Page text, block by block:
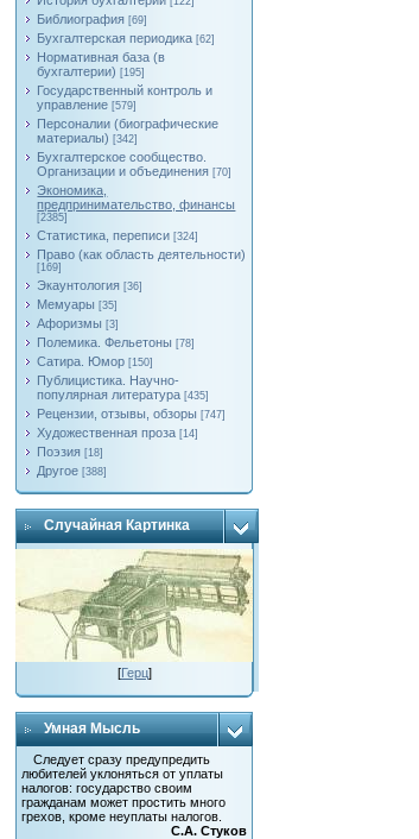
Библиография [69]
Бухгалтерская периодика [62]
Нормативная база (в
бухгалтерии) [195]
Государственный контроль и
управление [579]
Персоналии (биографические
материалы) [342]
Бухгалтерское сообщество.
Организации и объединения [70]
Экономика,
предпринимательство, финансы
[2385]
Статистика, переписи [324]
Право (как область деятельности)
[169]
Экаунтология [36]
Мемуары [35]
Афоризмы [3]
Полемика. Фельетоны [78]
Сатира. Юмор [150]
Публицистика. Научно-
популярная литература [435]
Рецензии, отзывы, обзоры [747]
Художественная проза [14]
Поэзия [18]
Другое [388]
Случайная Картинка
[Герц]
Умная Мысль
Следует сразу предупредить
любителей уклоняться от уплаты
налогов: государство своим
гражданам может простить много
грехов, кроме неуплаты налогов.
С.А. Стуков